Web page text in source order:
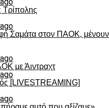
Σαμάτα στον ΠΑΟΚ,
με Άιντραχτ
[LIVESTREAMING]